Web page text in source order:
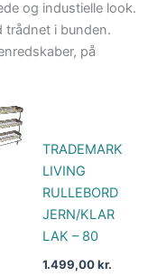
og industielle look.
trådnet i bunden.
på
TRADEMARK
LIVING
RULLEBORD
JERN/KLAR
LAK – 80
1.499,00kr.